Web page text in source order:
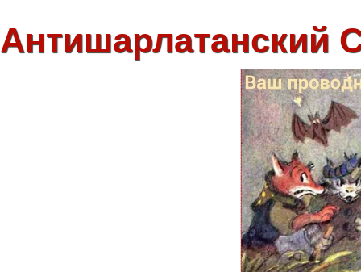
Антишарлатанский